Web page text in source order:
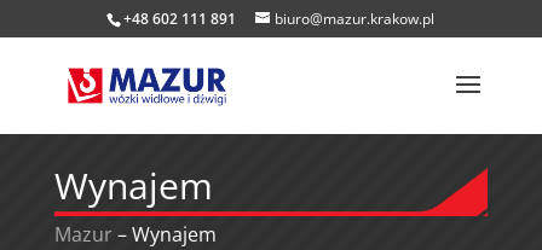
+48 602 111 891 biuro@mazur.krakow.pl
Wynajem
Mazur–Wynajem